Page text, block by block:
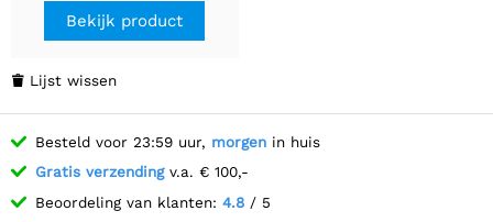
H-M.2 4G module,
ondersteunt 4G / 3G / 2G
positionering, wereldwijde
Bekijk product
 Lijst wissen
Besteld voor 23:59 uur, morgen in huis
Gratis verzendingv.a. € 100,-
Beoordeling van klanten: 4.8 / 5